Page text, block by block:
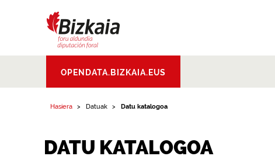
Aldundia.Diputacion
Foral de Bizkaia
OPENDATA.BIZKAIA.EUS
Hasiera Datuak Datu katalogoa
DATU KATALOGOA